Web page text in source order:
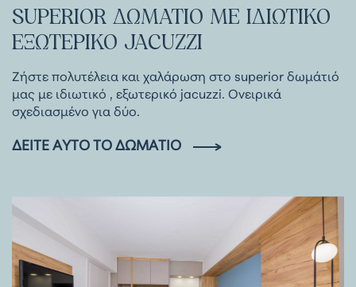
SUPERIOR ΔΩΜΑΤΙΟ ΜΕ ΙΔΙΩΤΙΚΟ
ΕΞΩΤΕΡΙΚΟ JACUZZI
Ζήστε πολυτέλεια και χαλάρωση στο superior δωμάτιό
μας με ιδιωτικό , εξωτερικό jacuzzi. Ονειρικά
σχεδιασμένο για δύο.
ΔΕΊΤΕ ΑΥΤΌ ΤΟ ΔΩΜΆΤΙΟ